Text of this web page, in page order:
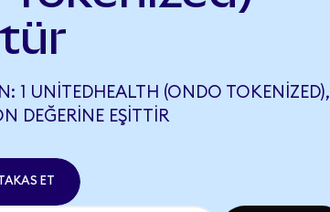
1 UNITEDHEALTH (ONDO TOKENIZED),
DEĞERINE EŞITTIR
ET